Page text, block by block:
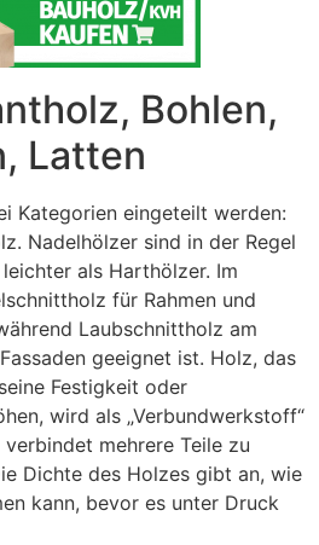
Bohlen,
Latten
Kategorien eingeteilt werden:
Nadelhölzer sind in der Regel
als Harthölzer. Im
für Rahmen und
Laubschnittholz am
geeignet ist. Holz, das
Festigkeit oder
wird als „Verbundwerkstoff“
mehrere Teile zu
Dichte des Holzes gibt an, wie
kann, bevor es unter Druck